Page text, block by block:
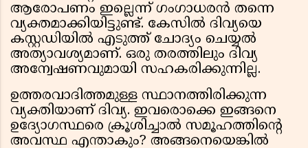
ആരോപണം ഇല്ലെന്ന് ഗംഗാധരൻ തന്നെ
വ്യക്തമാക്കിയിട്ടുണ്ട്. കേസിൽ ദിവ്യയെ
കസ്റ്റഡിയിൽ എടുത്ത് ചോദ്യം ചെയ്യൽ
അത്യാവശ്യമാണ്. ഒരു തരത്തിലും ദിവ്യ
അന്വേഷണവുമായി സഹകരിക്കുന്നില്ല.
ഉത്തരവാദിത്തമുള്ള സ്ഥാനത്തിരിക്കുന്ന
വ്യക്തിയാണ് ദിവ്യ. ഇവരൊക്കെ ഇങ്ങനെ
ഉദ്യോഗസ്ഥരെ ക്രൂശിച്ചാൽ സമൂഹത്തിൻ്റെ
അവസ്ഥ എന്താകും? അങ്ങനെയെങ്കിൽ